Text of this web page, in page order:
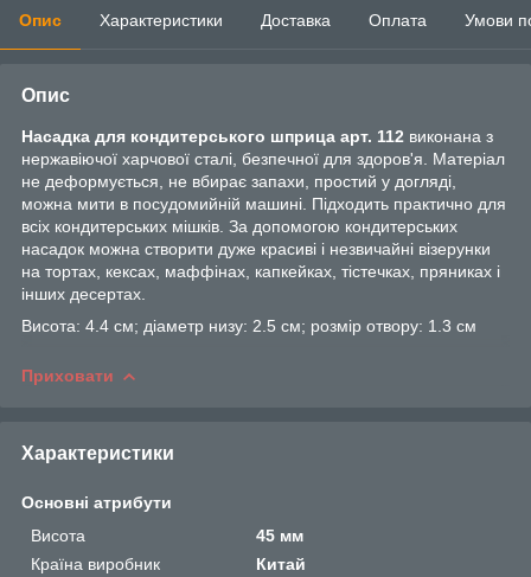
Опис Характеристики Доставка Оплата Умови
Опис
Насадка для кондитерського шприца арт. 112 виконана з
нержавіючої харчової сталі, безпечної для здоров'я. Матеріал
не деформується, не вбирає запахи, простий у догляді,
можна мити в посудомийній машині. Підходить практично для
всіх кондитерських мішків. За допомогою кондитерських
насадок можна створити дуже красиві і незвичайні візерунки
на тортах, кексах, маффінах, капкейках, тістечках, пряниках і
інших десертах.
Висота: 4.4 см; діаметр низу: 2.5 см; розмір отвору: 1.3 см
Приховати
Характеристики
Основні атрибути
Висота
45 мм
Країна виробник
Китай